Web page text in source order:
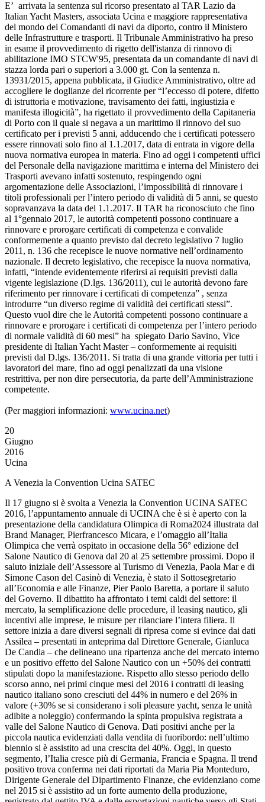
E’ arrivata la sentenza sul ricorso presentato al TAR Lazio da
Italian Yacht Masters, associata Ucina e maggiore rappresentativa
del mondo dei Comandanti di navi da diporto, contro il Ministero
delle Infrastrutture e trasporti. Il Tribunale Amministrativo ha preso
in esame il provvedimento di rigetto dell'istanza di rinnovo di
abilitazione IMO STCW'95, presentata da un comandante di navi di
stazza lorda pari o superiori a 3.000 gt. Con la sentenza n.
13931/2015, appena pubblicata, il Giudice Amministrativo, oltre ad
accogliere le doglianze del ricorrente per “l’eccesso di potere, difetto
di istruttoria e motivazione, travisamento dei fatti, ingiustizia e
manifesta illogicità”, ha rigettato il provvedimento della Capitaneria
di Porto con il quale si negava a un marittimo il rinnovo del suo
certificato per i previsti 5 anni, adducendo che i certificati potessero
essere rinnovati solo fino al 1.1.2017, data di entrata in vigore della
nuova normativa europea in materia. Fino ad oggi i competenti uffici
del Personale della navigazione marittima e interna del Ministero dei
Trasporti avevano infatti sostenuto, respingendo ogni
argomentazione delle Associazioni, l’impossibilità di rinnovare i
titoli professionali per l’intero periodo di validità di 5 anni, se questo
sopravanzava la data del 1.1.2017. Il TAR ha riconosciuto che fino
al 1°gennaio 2017, le autorità competenti possono continuare a
rinnovare e prorogare certificati di competenza e convalide
conformemente a quanto previsto dal decreto legislativo 7 luglio
2011, n. 136 che recepisce le nuove normative nell’ordinamento
nazionale. Il decreto legislativo, che recepisce la nuova normativa,
infatti, “intende evidentemente riferirsi ai requisiti previsti dalla
vigente legislazione (D.lgs. 136/2011), cui le autorità devono fare
riferimento per rinnovare i certificati di competenza” , senza
introdurre “un diverso regime di validità dei certificati stessi”.
Questo vuol dire che le Autorità competenti possono continuare a
rinnovare e prorogare i certificati di competenza per l’intero periodo
di normale validità di 60 mesi” ha spiegato Dario Savino, Vice
presidente di Italian Yacht Master – conformemente ai requisiti
previsti dal D.lgs. 136/2011. Si tratta di una grande vittoria per tutti i
lavoratori del mare, fino ad oggi penalizzati da una visione
restrittiva, per non dire persecutoria, da parte dell’Amministrazione
competente.
(Per maggiori informazioni: www.ucina.net)
20
Giugno
2016
Ucina
A Venezia la Convention Ucina SATEC
Il 17 giugno si è svolta a Venezia la Convention UCINA SATEC
2016, l’appuntamento annuale di UCINA che è si è aperto con la
presentazione della candidatura Olimpica di Roma2024 illustrata dal
Brand Manager, Pierfrancesco Micara, e l’omaggio all’Italia
Olimpica che verrà ospitato in occasione della 56° edizione del
Salone Nautico di Genova dal 20 al 25 settembre prossimi. Dopo il
saluto iniziale dell’Assessore al Turismo di Venezia, Paola Mar e di
Simone Cason del Casinò di Venezia, è stato il Sottosegretario
all’Economia e alle Finanze, Pier Paolo Baretta, a portare il saluto
del Governo. Il dibattito ha affrontato i temi caldi del settore: il
mercato, la semplificazione delle procedure, il leasing nautico, gli
incentivi alle imprese, le misure per rilanciare l’intera filiera. Il
settore inizia a dare diversi segnali di ripresa come si evince dai dati
Assilea – presentati in anteprima dal Direttore Generale, Gianluca
De Candia – che delineano una ripartenza anche del mercato interno
e un positivo effetto del Salone Nautico con un +50% dei contratti
stipulati dopo la manifestazione. Rispetto allo stesso periodo dello
scorso anno, nei primi cinque mesi del 2016 i contratti di leasing
nautico italiano sono cresciuti del 44% in numero e del 26% in
valore (+30% se si considerano i soli pleasure yacht, senza le unità
adibite a noleggio) confermando la spinta propulsiva registrata a
valle del Salone Nautico di Genova. Dati positivi anche per la
piccola nautica evidenziati dalla vendita di fuoribordo: nell’ultimo
biennio si è assistito ad una crescita del 40%. Oggi, in questo
segmento, l’Italia cresce più di Germania, Francia e Spagna. Il trend
positivo trova conferma nei dati riportati da Maria Pia Monteduro,
Dirigente Generale del Dipartimento Finanze, che evidenziano come
nel 2015 si è assistito ad un forte aumento della produzione,